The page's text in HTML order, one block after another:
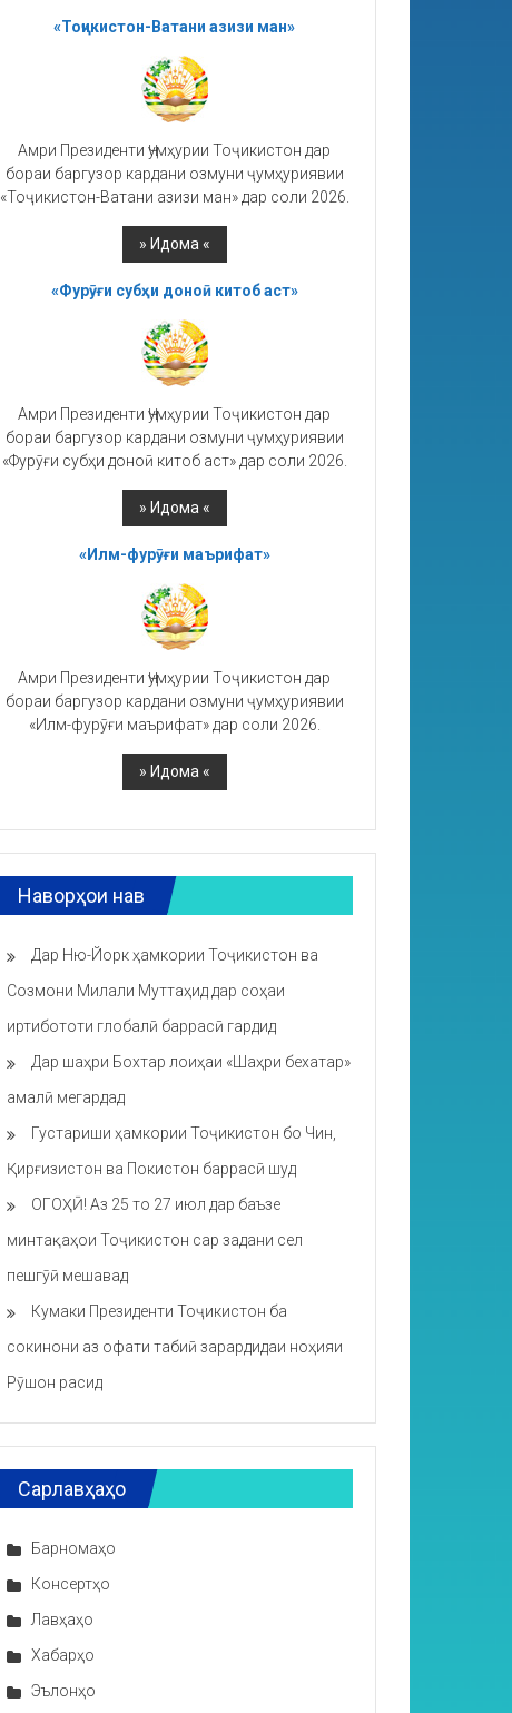
«Тоҷикистон-Ватани азизи ман»
Амри Президенти Ҷумҳурии Тоҷикистон дар
бораи баргузор кардани озмуни ҷумҳуриявии
«Тоҷикистон-Ватани азизи ман» дар соли 2026.
«Фурӯғи субҳи доноӣ китоб аст»
Амри Президенти Ҷумҳурии Тоҷикистон дар
бораи баргузор кардани озмуни ҷумҳуриявии
«Фурӯғи субҳи доноӣ китоб аст» дар соли 2026.
«Илм-фурӯғи маърифат»
Амри Президенти Ҷумҳурии Тоҷикистон дар
бораи баргузор кардани озмуни ҷумҳуриявии
«Илм-фурӯғи маърифат» дар соли 2026.
Наворҳои нав
Дар Ню-Йорк ҳамкории Тоҷикистон ва
Созмони Милали Муттаҳид дар соҳаи
иртибототи глобалӣ баррасӣ гардид
Дар шаҳри Бохтар лоиҳаи «Шаҳри бехатар»
амалӣ мегардад
Густариши ҳамкории Тоҷикистон бо Чин,
Қирғизистон ва Покистон баррасӣ шуд
ОГОҲӢ! Аз 25 то 27 июл дар баъзе
минтақаҳои Тоҷикистон сар задани сел
пешгӯӣ мешавад
Кумаки Президенти Тоҷикистон ба
сокинони аз офати табиӣ зарардидаи ноҳияи
Рӯшон расид
Сарлавҳаҳо
Барномаҳо
Консертҳо
Лавҳаҳо
Хабарҳо
Эълонҳо